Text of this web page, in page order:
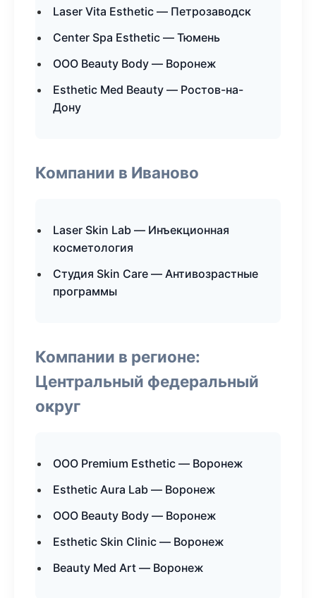
Laser Vita Esthetic — Петрозаводск
Center Spa Esthetic — Тюмень
ООО Beauty Body — Воронеж
Esthetic Med Beauty — Ростов-на-
Дону
Компании в Иваново
Laser Skin Lab — Инъекционная
косметология
Студия Skin Care — Антивозрастные
программы
Компании в регионе:
Центральный федеральный
округ
ООО Premium Esthetic — Воронеж
Esthetic Aura Lab — Воронеж
ООО Beauty Body — Воронеж
Esthetic Skin Clinic — Воронеж
Beauty Med Art — Воронеж